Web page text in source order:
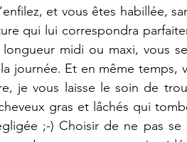
et vous êtes habillée,
qui lui correspondra
midi ou maxi, vous
journée. Et en même temps,
je vous laisse le soin de
gras et lâchés qui
;-) Choisir de ne pas se